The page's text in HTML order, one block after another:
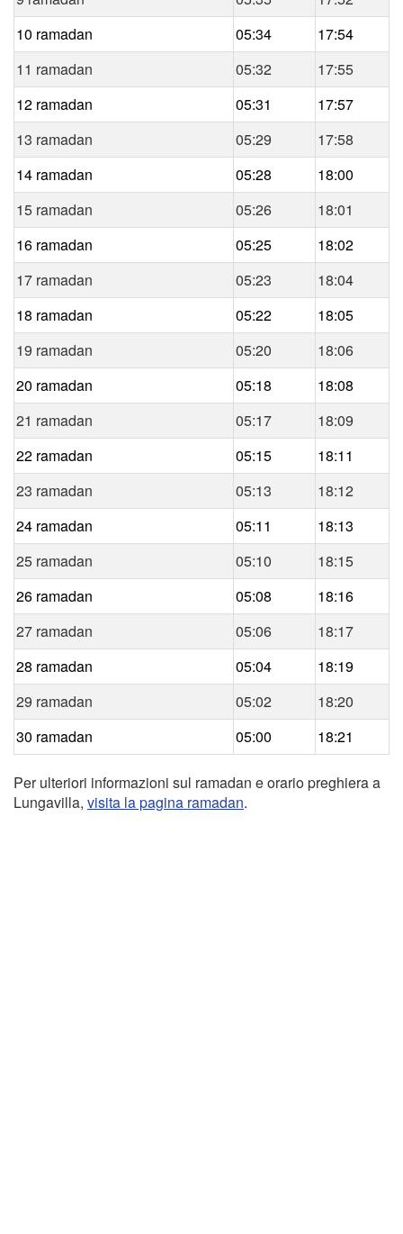
10 ramadan
05:34
17:54
11 ramadan
05:32
17:55
12 ramadan
05:31
17:57
13 ramadan
05:29
17:58
14 ramadan
05:28
18:00
15 ramadan
05:26
18:01
16 ramadan
05:25
18:02
17 ramadan
05:23
18:04
18 ramadan
05:22
18:05
19 ramadan
05:20
18:06
20 ramadan
05:18
18:08
21 ramadan
05:17
18:09
22 ramadan
05:15
18:11
23 ramadan
05:13
18:12
24 ramadan
05:11
18:13
25 ramadan
05:10
18:15
26 ramadan
05:08
18:16
27 ramadan
05:06
18:17
28 ramadan
05:04
18:19
29 ramadan
05:02
18:20
30 ramadan
05:00 18:21
Per ulteriori informazioni sul ramadan e orario preghiera a
Lungavilla, visita la pagina ramadan.